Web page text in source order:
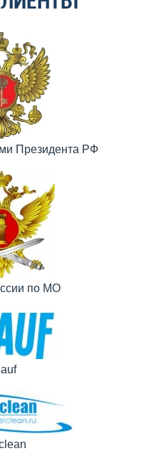
Президента РФ
по МО